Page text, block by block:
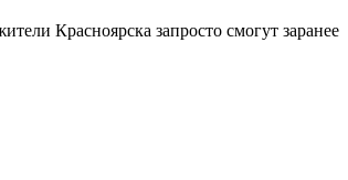
Красноярска запросто смогут заранее